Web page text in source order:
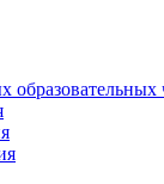
образовательных